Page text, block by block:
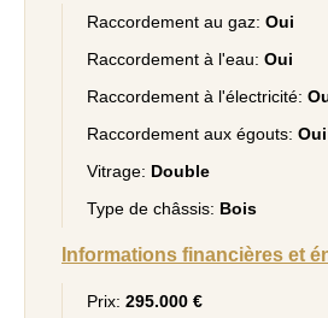
Raccordement au gaz: Oui
Raccordement à l'eau: Oui
Raccordement à l'électricité:
Raccordement aux égouts: Oui
Vitrage: Double
Type de châssis: Bois
Informations financières et
Prix: 295.000 €